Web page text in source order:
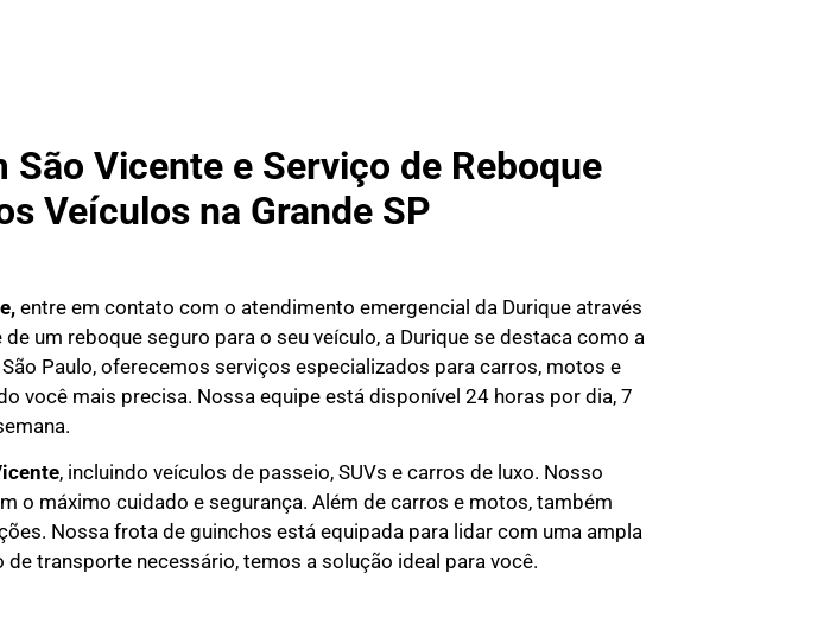
Vicente e Serviço de Reboque
Veículos na Grande SP
entre em contato com o atendimento emergencial da Durique através
um reboque seguro para o seu veículo, a Durique se destaca como a
Paulo, oferecemos serviços especializados para carros, motos e
você mais precisa. Nossa equipe está disponível 24 horas por dia, 7
, incluindo veículos de passeio, SUVs e carros de luxo. Nosso
o máximo cuidado e segurança. Além de carros e motos, também
Nossa frota de guinchos está equipada para lidar com uma ampla
transporte necessário, temos a solução ideal para você.